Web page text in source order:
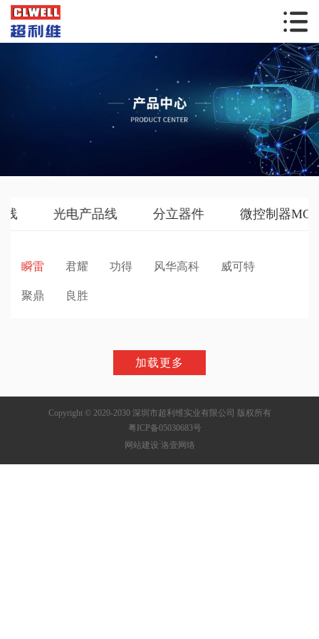
光电产品线 分立器件 微控制器MCU
瞬雷 君耀 功得 风华高科 威可特
聚鼎 良胜
加载更多
Copyright © 2020-2030 深圳市超利维实业有限公司 版权所有
粤ICP备05030683号
网站建设:洛壹网络